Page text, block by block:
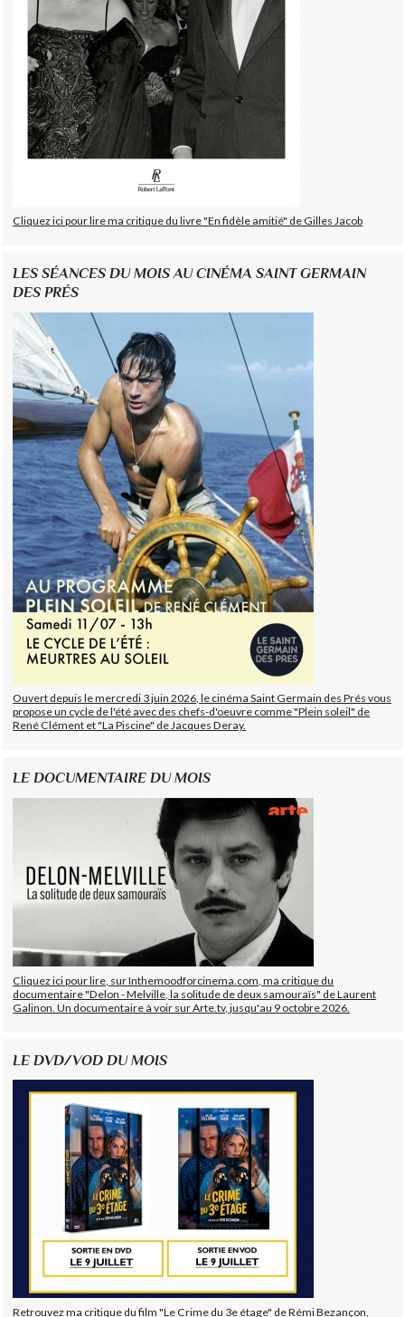
Cliquez ici pour lire ma critique du livre "En fidèle amitié" de Gilles Jacob
LES SÉANCES DU MOIS AU CINÉMA SAINT GERMAIN
DES PRÉS
Ouvert depuis le mercredi 3 juin 2026, le cinéma Saint Germain des Prés vous
propose un cycle de l'été avec des chefs-d'oeuvre comme "Plein soleil" de
René Clément et "La Piscine" de Jacques Deray.
LE DOCUMENTAIRE DU MOIS
Cliquez ici pour lire, sur Inthemoodforcinema.com, ma critique du
documentaire "Delon - Melville, la solitude de deux samouraïs" de Laurent
Galinon. Un documentaire à voir sur Arte.tv, jusqu'au 9 octobre 2026.
LE DVD/VOD DU MOIS
Retrouvez ma critique du film "Le Crime du 3e étage" de Rémi Bezançon,